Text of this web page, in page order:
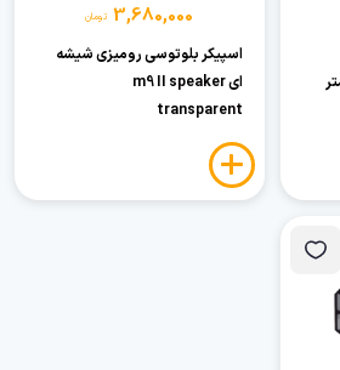
3,680,000 تومان
اسپیکر بلوتوسی رومیزی شیشه
ای m9 II speaker
transparent